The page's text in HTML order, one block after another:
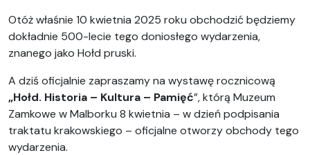
Otóż właśnie 10 kwietnia 2025 roku obchodzić będziemy
dokładnie 500-lecie tego doniosłego wydarzenia,
znanego jako Hołd pruski.
A dziś oficjalnie zapraszamy na wystawę rocznicową
„Hołd. Historia – Kultura – Pamięć”, którą Muzeum
Zamkowe w Malborku 8 kwietnia – w dzień podpisania
traktatu krakowskiego – oficjalne otworzy obchody tego
wydarzenia.